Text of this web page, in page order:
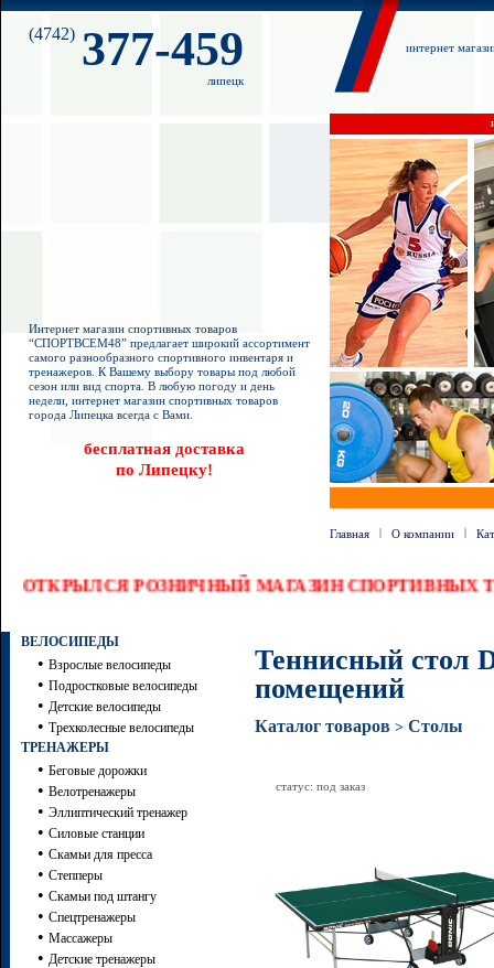
(4742) 377-459
липецк
интернет
Интернет магазин спортивных товаров
“СПОРТВСЕМ48” предлагает широкий ассортимент
самого разнообразного спортивного инвентаря и
тренажеров. К Вашему выбору товары под любой
сезон или вид спорта. В любую погоду и день
недели, интернет магазин спортивных товаров
города Липецка всегда с Вами.
бесплатная доставка
по Липецку!
Главная | О компании |
ОТКРЫЛСЯ РОЗНИЧНЫЙ МАГАЗИН
ВЕЛОСИПЕДЫ
• Взрослые велосипеды
• Подростковые велосипеды
• Детские велосипеды
• Трехколесные велосипеды
ТРЕНАЖЕРЫ
• Беговые дорожки
• Велотренажеры
• Эллиптический тренажер
• Силовые станции
• Скамьи для пресса
• Степперы
• Скамьи под штангу
• Спецтренажеры
• Массажеры
• Детские тренажеры
Теннисный стол
помещений
Каталог товаров > Столы
статус: под заказ